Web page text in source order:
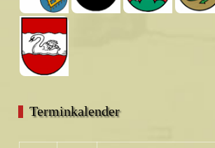
Terminkalender